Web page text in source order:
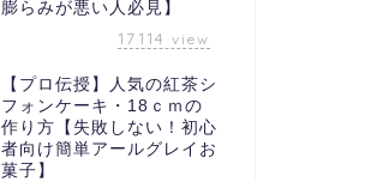
膨らみが悪い人必見】
17114 view
【プロ伝授】人気の紅茶シ
フォンケーキ・18ｃｍの
作り方【失敗しない！初心
者向け簡単アールグレイお
菓子】